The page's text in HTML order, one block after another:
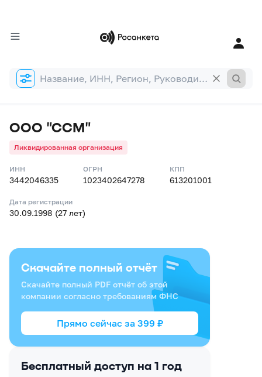
Форма
поиска
ООО "ССМ"
Ликвидированная организация
ИНН
3442046335
ОГРН
1023402647278
КПП
613201001
Дата регистрации
30.09.1998 (27 лет)
Бесплатный доступ на 1 год
Скачайте полный отчёт
Скачайте полный PDF отчёт об этой
компании согласно требованиям ФНС
Прямо сейчас за 399 ₽